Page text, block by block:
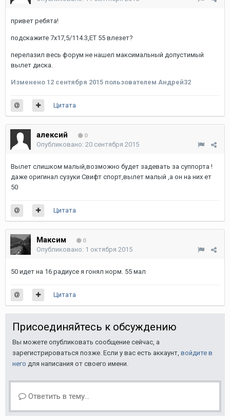
привет ребята!
подскажите 7x17,5/114.3,ET 55 влезет?
перелазил весь форум не нашел максимальный допустимый
вылет диска.
Изменено 12 сентября 2015 пользователем Андрей32
Цитата
алексий 0
Опубликовано: 20 сентября 2015
Вылет слишком малый,возможно будет задевать за суппорта !
даже оригинал сузуки Свифт спорт,вылет малый ,а он на них ет
50
Цитата
Максим 0
Опубликовано: 1 октября 2015
50 идет на 16 радиусе я гонял норм. 55 мал
Цитата
Присоединяйтесь к обсуждению
Вы можете опубликовать сообщение сейчас, а
зарегистрироваться позже. Если у вас есть аккаунт, войдите в
него для написания от своего имени.
Ответить в тему...